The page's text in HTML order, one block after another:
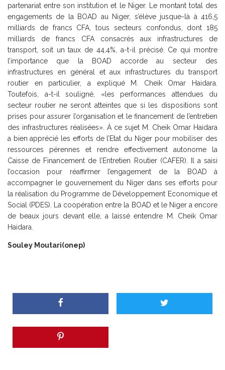
partenariat entre son institution et le Niger. Le montant total des
engagements de la BOAD au Niger, s’élève jusque-là à 416,5
milliards de francs CFA, tous secteurs confondus, dont 185
milliards de francs CFA consacrés aux infrastructures de
transport, soit un taux de 44,4%, a-t-il précisé. Ce qui montre
l’importance que la BOAD accorde au secteur des
infrastructures en général et aux infrastructures du transport
routier en particulier, a expliqué M. Cheik Omar Haidara.
Toutefois, a-t-il souligné, «les performances attendues du
secteur routier ne seront atteintes que si les dispositions sont
prises pour assurer l’organisation et le financement de l’entretien
des infrastructures réalisées». À ce sujet M. Cheik Omar Haidara
a bien apprécié les efforts de l’Etat du Niger pour mobiliser des
ressources pérennes et rendre effectivement autonome la
Caisse de Financement de l’Entretien Routier (CAFER). Il a saisi
l’occasion pour réaffirmer l’engagement de la BOAD à
accompagner le gouvernement du Niger dans ses efforts pour
la réalisation du Programme de Développement Economique et
Social (PDES). La coopération entre la BOAD et le Niger a encore
de beaux jours devant elle, a laissé entendre M. Cheik Omar
Haidara.
Souley Moutari(onep)